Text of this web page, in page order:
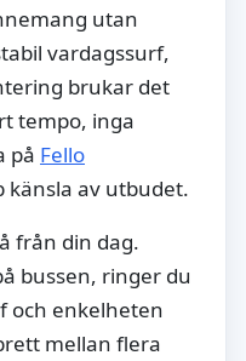
utan
vardagssurf,
brukar det
tempo, inga
på Fello
känsla av utbudet.
från din dag.
bussen, ringer du
och enkelheten
mellan flera